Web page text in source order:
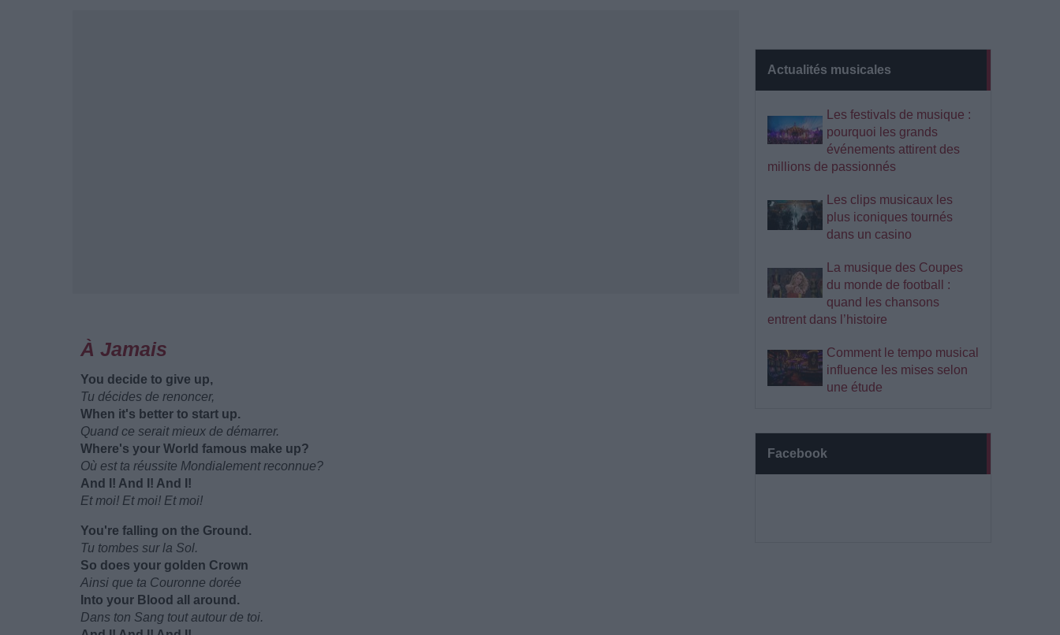
Actualités musicales
Les festivals de musique :
pourquoi les grands
événements attirent des
millions de passionnés
Les clips musicaux les
plus iconiques tournés
dans un casino
La musique des Coupes
du monde de football :
quand les chansons
entrent dans l’histoire
Comment le tempo musical
influence les mises selon
une étude
Facebook
À Jamais
You decide to give up,
Tu décides de renoncer,
When it's better to start up.
Quand ce serait mieux de démarrer.
Where's your World famous make up?
Où est ta réussite Mondialement reconnue?
And I! And I! And I!
Et moi! Et moi! Et moi!
You're falling on the Ground.
Tu tombes sur la Sol.
So does your golden Crown
Ainsi que ta Couronne dorée
Into your Blood all around.
Dans ton Sang tout autour de toi.